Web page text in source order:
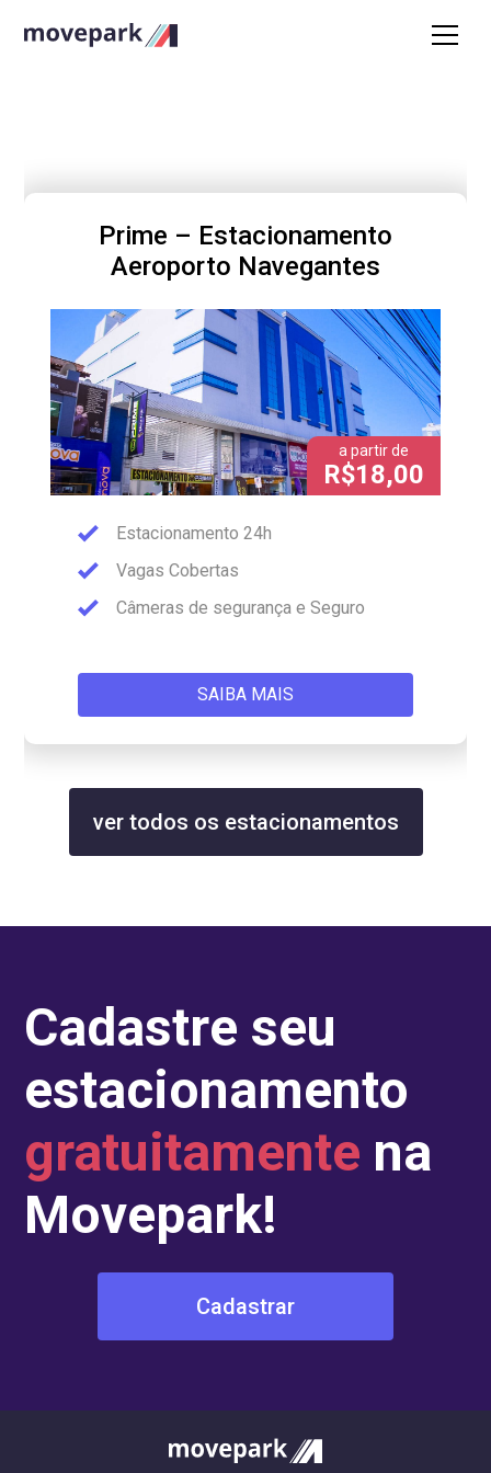
Prime – Estacionamento
Aeroporto Navegantes
a partir de
R$18,00
Estacionamento 24h
Vagas Cobertas
Câmeras de segurança e Seguro
SAIBA MAIS
ver todos os estacionamentos
Cadastre seu
estacionamento
gratuitamente na
Movepark!
Cadastrar